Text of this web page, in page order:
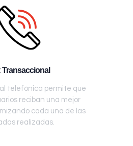
Transaccional
telefónica permite que
reciban una mejor
cada una de las
realizadas.